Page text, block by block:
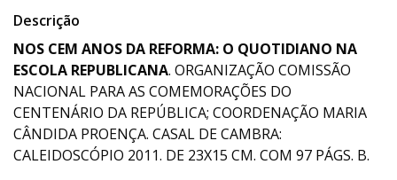
Descrição
NOS CEM ANOS DA REFORMA: O QUOTIDIANO NA
ESCOLA REPUBLICANA. ORGANIZAÇÃO COMISSÃO
NACIONAL PARA AS COMEMORAÇÕES DO
CENTENÁRIO DA REPÚBLICA; COORDENAÇÃO MARIA
CÂNDIDA PROENÇA. CASAL DE CAMBRA:
CALEIDOSCÓPIO 2011. DE 23X15 CM. COM 97 PÁGS. B.